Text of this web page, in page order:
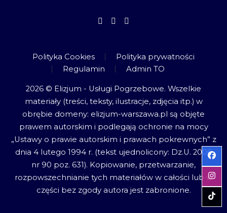
Polityka Cookies
Polityka prywatności
Regulamin
Admin TO
2026 © Elizjum - Usługi Pogrzebowe. Wszelkie
materiały (treści, teksty, ilustracje, zdjęcia itp.) w
obrębie domeny: elizjum-warszawa.pl są objęte
prawem autorskim i podlegają ochronie na mocy
„Ustawy o prawie autorskim i prawach pokrewnych” z
dnia 4 lutego 1994 r. (tekst ujednolicony: Dz.U. 2006
nr 90 poz. 631). Kopiowanie, przetwarzanie,
rozpowszechnianie tych materiałów w całości lub w
części bez zgody autora jest zabronione.